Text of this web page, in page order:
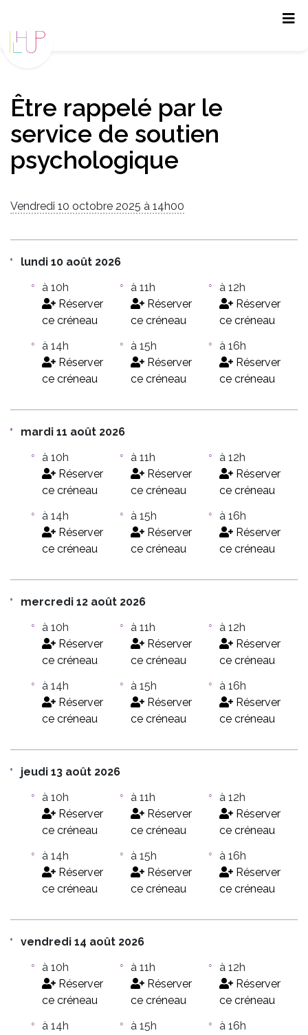
Être rappelé par le
service de soutien
psychologique
Vendredi 10 octobre 2025 à 14h00
lundi 10 août 2026
à 10h
Réserver
ce créneau
à 11h
Réserver
ce créneau
à 12h
Réserver
ce créneau
à 14h
Réserver
ce créneau
à 15h
Réserver
ce créneau
à 16h
Réserver
ce créneau
mardi 11 août 2026
à 10h
Réserver
ce créneau
à 11h
Réserver
ce créneau
à 12h
Réserver
ce créneau
à 14h
Réserver
ce créneau
à 15h
Réserver
ce créneau
à 16h
Réserver
ce créneau
mercredi 12 août 2026
à 10h
Réserver
ce créneau
à 11h
Réserver
ce créneau
à 12h
Réserver
ce créneau
à 14h
Réserver
ce créneau
à 15h
Réserver
ce créneau
à 16h
Réserver
ce créneau
jeudi 13 août 2026
à 10h
Réserver
ce créneau
à 11h
Réserver
ce créneau
à 12h
Réserver
ce créneau
à 14h
Réserver
ce créneau
à 15h
Réserver
ce créneau
à 16h
Réserver
ce créneau
vendredi 14 août 2026
à 10h
Réserver
ce créneau
à 11h
Réserver
ce créneau
à 12h
Réserver
ce créneau
à 14h
à 15h
à 16h